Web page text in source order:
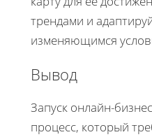
трендами и
изменяющимся
Вывод
Запуск онлайн-
процесс, который